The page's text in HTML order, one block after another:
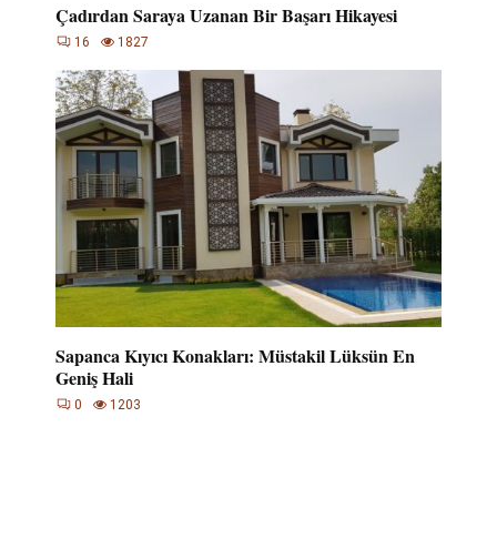
Çadırdan Saraya Uzanan Bir Başarı Hikayesi
16 1827
Sapanca Kıyıcı Konakları: Müstakil Lüksün En
Geniş Hali
0 1203